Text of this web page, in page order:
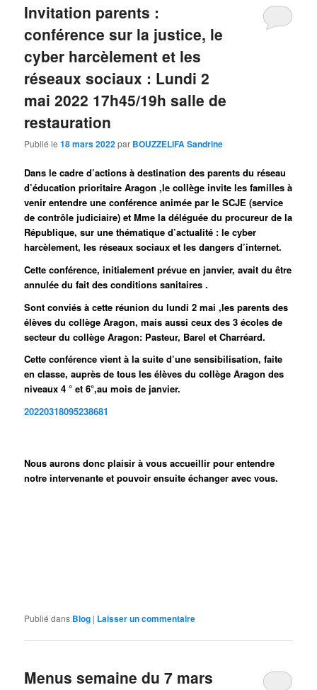
Invitation parents :
conférence sur la justice, le
cyber harcèlement et les
réseaux sociaux : Lundi 2
mai 2022 17h45/19h salle de
restauration
Publié le18 mars 2022par BOUZZELIFA Sandrine
Dans le cadre d’actions à destination des parents du réseau
d’éducation prioritaire Aragon ,le collège invite les familles à
venir entendre une conférence animée par le SCJE (service
de contrôle judiciaire) et Mme la déléguée du procureur de la
République, sur une thématique d’actualité : le cyber
harcèlement, les réseaux sociaux et les dangers d’internet.
Cette conférence, initialement prévue en janvier, avait du être
annulée du fait des conditions sanitaires .
Sont conviés à cette réunion du lundi 2 mai ,les parents des
élèves du collège Aragon, mais aussi ceux des 3 écoles de
secteur du collège Aragon: Pasteur, Barel et Charréard.
Cette conférence vient à la suite d’une sensibilisation, faite
en classe, auprès de tous les élèves du collège Aragon des
niveaux 4 ° et 6°,au mois de janvier.
20220318095238681
Nous aurons donc plaisir à vous accueillir pour entendre
notre intervenante et pouvoir ensuite échanger avec vous.
Publié dans Blog | Laisser un commentaire
Menus semaine du 7 mars